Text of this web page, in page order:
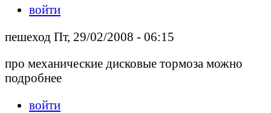
войти
пешеход Пт, 29/02/2008 - 06:15
про механические дисковые тормоза можно
подробнее
войти